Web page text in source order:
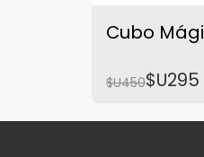
Cubo
$U450$U295